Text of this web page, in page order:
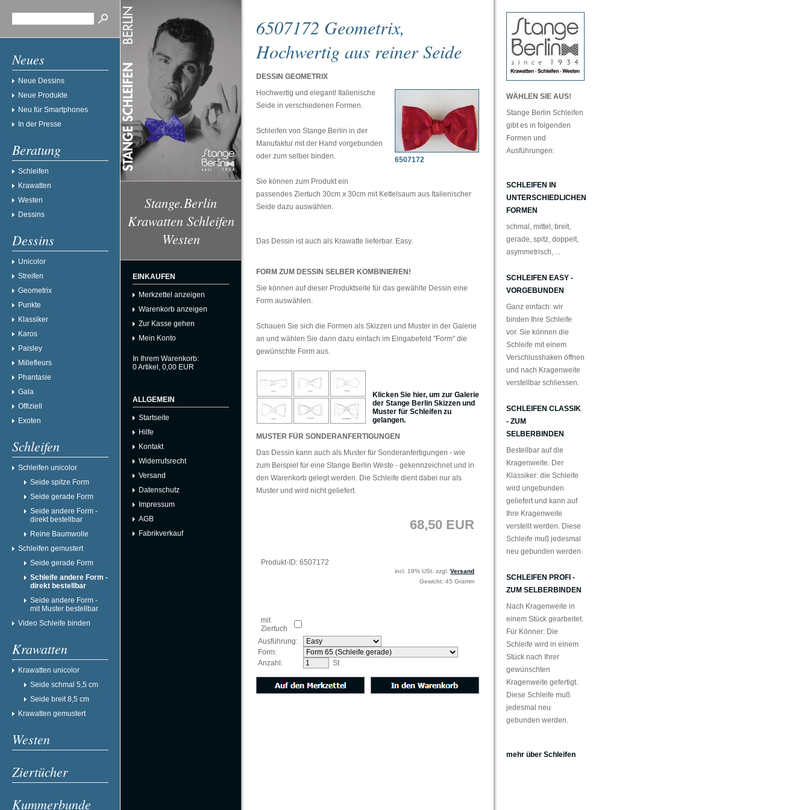
Neues
Neue Dessins
Neue Produkte
Neu für Smartphones
In der Presse
Beratung
Schleifen
Krawatten
Westen
Dessins
Dessins
Unicolor
Streifen
Geometrix
Punkte
Klassiker
Karos
Paisley
Millefleurs
Phantasie
Gala
Offiziell
Exoten
Schleifen
Schleifen unicolor
Seide spitze Form
Seide gerade Form
Seide andere Form -
direkt bestellbar
Reine Baumwolle
Schleifen gemustert
Seide gerade Form
Schleife andere Form -
direkt bestellbar
Seide andere Form -
mit Muster bestellbar
Video Schleife binden
Krawatten
Krawatten unicolor
Seide schmal 5,5 cm
Seide breit 8,5 cm
Krawatten gemustert
Westen
Ziertücher
Kummerbunde
Stange.Berlin
Krawatten Schleifen
Westen
EINKAUFEN
Merkzettel anzeigen
Warenkorb anzeigen
Zur Kasse gehen
Mein Konto
In Ihrem Warenkorb:
0Artikel, 0,00 EUR
ALLGEMEIN
Startseite
Hilfe
Kontakt
Widerrufsrecht
Versand
Datenschutz
Impressum
AGB
Fabrikverkauf
6507172 Geometrix,
Hochwertig aus reiner Seide
DESSIN GEOMETRIX
6507172
Hochwertig und elegant! Italienische
Seide in verschiedenen Formen.
Schleifen von Stange.Berlin in der
Manufaktur mit der Hand vorgebunden
oder zum selber binden.
Sie können zum Produkt ein
passendes Ziertuch 30cm x 30cm mit Kettelsaum aus Italienischer
Seide dazu auswählen.
Das Dessin ist auch als Krawatte lieferbar. Easy.
FORM ZUM DESSIN SELBER KOMBINIEREN!
Sie können auf dieser Produktseite für das gewählte Dessin eine
Form auswählen.
Schauen Sie sich die Formen als Skizzen und Muster in der Galerie
an und wählen Sie dann dazu einfach im Eingabefeld "Form" die
gewünschte Form aus.
Klicken Sie hier, um zur Galerie
der Stange Berlin Skizzen und
Muster für Schleifen zu
gelangen.
MUSTER FÜR SONDERANFERTIGUNGEN
Das Dessin kann auch als Muster für Sonderanfertigungen - wie
zum Beispiel für eine Stange Berlin Weste - gekennzeichnet und in
den Warenkorb gelegt werden. Die Schleife dient dabei nur als
Muster und wird nicht geliefert.
68,50 EUR
Produkt-ID: 6507172
incl. 19% USt. zzgl. Versand
Gewicht: 45 Gramm
mit
Ziertuch
Ausführung:
Form:
Anzahl:
St
WÄHLEN SIE AUS!
Stange Berlin Schleifen
gibt es in folgenden
Formen und
Ausführungen:
SCHLEIFEN IN
UNTERSCHIEDLICHEN
FORMEN
schmal, mittel, breit,
gerade, spitz, doppelt,
asymmetrisch, ...
SCHLEIFEN EASY -
VORGEBUNDEN
Ganz einfach: wir
binden Ihre Schleife
vor. Sie können die
Schleife mit einem
Verschlusshaken öffnen
und nach Kragenweite
verstellbar schliessen.
SCHLEIFEN CLASSIK
- ZUM
SELBERBINDEN
Bestellbar auf die
Kragenweite. Der
Klassiker: die Schleife
wird ungebunden
geliefert und kann auf
Ihre Kragenweite
verstellt werden. Diese
Schleife muß jedesmal
neu gebunden werden.
SCHLEIFEN PROFI -
ZUM SELBERBINDEN
Nach Kragenweite in
einem Stück gearbeitet.
Für Könner: Die
Schleife wird in einem
Stück nach Ihrer
gewünschten
Kragenweite gefertigt.
Diese Schleife muß
jedesmal neu
gebunden werden.
mehr über Schleifen